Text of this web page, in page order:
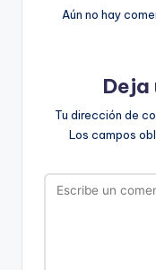
Aún no hay
Deja
Tu dirección de
Los campos